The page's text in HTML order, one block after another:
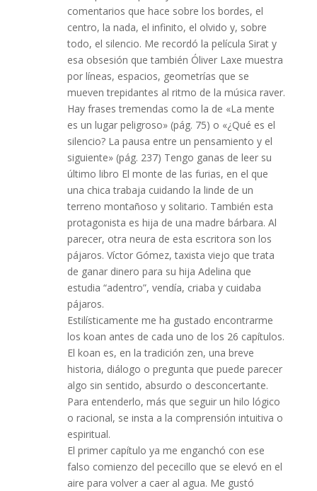
comentarios que hace sobre los bordes, el
centro, la nada, el infinito, el olvido y, sobre
todo, el silencio. Me recordó la película Sirat y
esa obsesión que también Óliver Laxe muestra
por líneas, espacios, geometrías que se
mueven trepidantes al ritmo de la música raver.
Hay frases tremendas como la de «La mente
es un lugar peligroso» (pág. 75) o «¿Qué es el
silencio? La pausa entre un pensamiento y el
siguiente» (pág. 237) Tengo ganas de leer su
último libro El monte de las furias, en el que
una chica trabaja cuidando la linde de un
terreno montañoso y solitario. También esta
protagonista es hija de una madre bárbara. Al
parecer, otra neura de esta escritora son los
pájaros. Víctor Gómez, taxista viejo que trata
de ganar dinero para su hija Adelina que
estudia “adentro”, vendía, criaba y cuidaba
pájaros.
Estilísticamente me ha gustado encontrarme
los koan antes de cada uno de los 26 capítulos.
El koan es, en la tradición zen, una breve
historia, diálogo o pregunta que puede parecer
algo sin sentido, absurdo o desconcertante.
Para entenderlo, más que seguir un hilo lógico
o racional, se insta a la comprensión intuitiva o
espiritual.
El primer capítulo ya me enganchó con ese
falso comienzo del pececillo que se elevó en el
aire para volver a caer al agua. Me gustó